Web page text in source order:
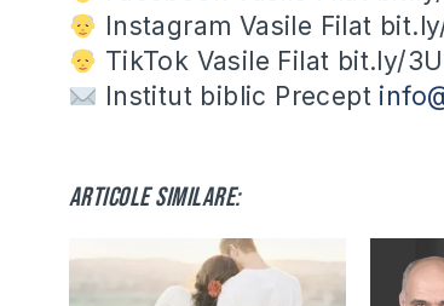
Instagram Vasile Filat
TikTok Vasile Filat bit.ly/
Institut biblic Precept
Articole similare: